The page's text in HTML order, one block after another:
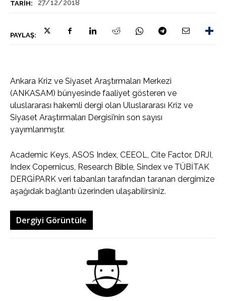
TARIH: 27/12/2018
PAYLAŞ:
Ankara Kriz ve Siyaset Araştırmaları Merkezi
(ANKASAM) bünyesinde faaliyet gösteren ve
uluslararası hakemli dergi olan Uluslararası Kriz ve
Siyaset Araştırmaları Dergisi’nin son sayısı
yayımlanmıştır.
Academic Keys, ASOS Index, CEEOL, Cite Factor, DRJI,
Index Copernicus, Research Bible, Sindex ve TÜBİTAK
DERGİPARK veri tabanları tarafından taranan dergimize
aşağıdak bağlantı üzerinden ulaşabilirsiniz.
Dergiyi Görüntüle